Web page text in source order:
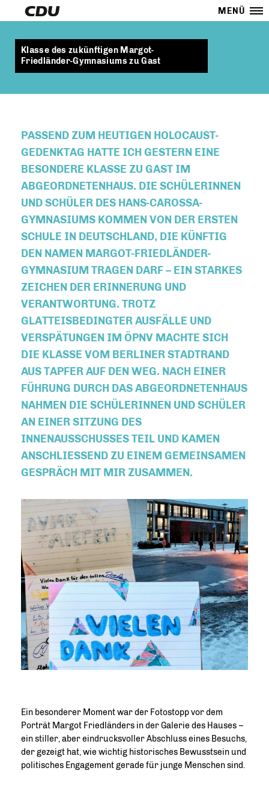
MENÜ
Klasse des zukünftigen Margot-
Friedländer-Gymnasiums zu Gast
PASSEND ZUM HEUTIGEN HOLOCAUST-
GEDENKTAG HATTE ICH GESTERN EINE
BESONDERE KLASSE ZU GAST IM
ABGEORDNETENHAUS. DIE SCHÜLERINNEN
UND SCHÜLER DES HANS-CAROSSA-
GYMNASIUMS KOMMEN VON DER ERSTEN
SCHULE IN DEUTSCHLAND, DIE KÜNFTIG
DEN NAMEN MARGOT-FRIEDLÄNDER-
GYMNASIUM TRAGEN DARF – EIN STARKES
ZEICHEN DER ERINNERUNG UND
VERANTWORTUNG. TROTZ
GLATTEISBEDINGTER AUSFÄLLE UND
VERSPÄTUNGEN IM ÖPNV MACHTE SICH
DIE KLASSE VOM BERLINER STADTRAND
AUS TAPFER AUF DEN WEG. NACH EINER
FÜHRUNG DURCH DAS ABGEORDNETENHAUS
NAHMEN DIE SCHÜLERINNEN UND SCHÜLER
AN EINER SITZUNG DES
INNENAUSSCHUSSES TEIL UND KAMEN
ANSCHLIESSEND ZU EINEM GEMEINSAMEN G
ESPRÄCH MIT MIR ZUSAMMEN.
Ein besonderer Moment war der Fotostopp vor dem
Porträt Margot Friedländers in der Galerie des Hauses –
ein stiller, aber eindrucksvoller Abschluss eines Besuchs,
der gezeigt hat, wie wichtig historisches Bewusstsein und
politisches Engagement gerade für junge Menschen sind.